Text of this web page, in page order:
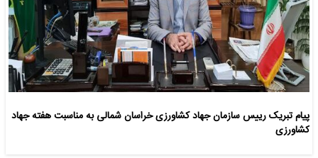
پیام تبریک رییس سازمان جهاد کشاورزی خراسان شمالی به مناسبت هفته جهاد
کشاورزی